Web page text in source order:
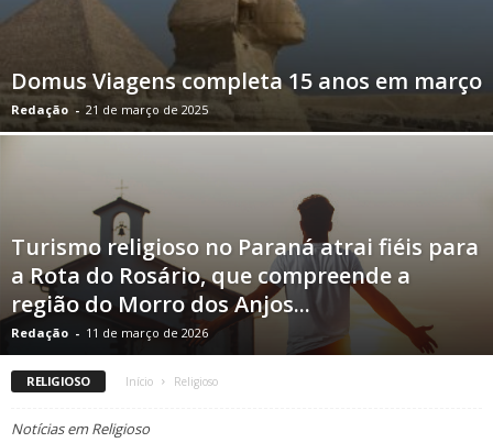
Domus Viagens completa 15 anos em março
Redação - 21 de março de 2025
Turismo religioso no Paraná atrai fiéis para
a Rota do Rosário, que compreende a
região do Morro dos Anjos...
Redação - 11 de março de 2026
RELIGIOSO Início Religioso
Notícias em Religioso